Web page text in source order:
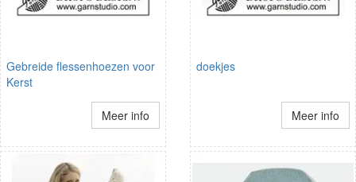
Gebreide flessenhoezen voor
Kerst
Meer info
doekjes
Meer info